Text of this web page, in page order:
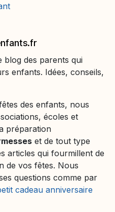
blog des parents qui
enfants. Idées, conseils,
des enfants, nous
écoles et
préparation
et de tout type
articles qui fourmillent de
de vos fêtes. Nous
questions comme par
cadeau anniversaire